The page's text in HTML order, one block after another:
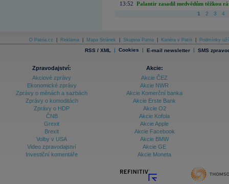
13:52 Palantir zasadil medvědům těžkou
1 2 3 4
O Patria.cz Reklama Mapa Stránek Skupina Patria Kariéra v Patrii Podmínky
RSS / XML | Cookies | E-mail newsletter | SMS
Zpravodajství:
Akciové zprávy
Ekonomické zprávy
Zprávy o měnách a sazbách
Zprávy o komoditách
Zprávy o HDP
ČNB
Grexit
Brexit
Volby v USA
Video zpravodajství
Investiční komentáře
Akcie:
Akcie ČEZ
Akcie NWR
Akcie Komerční banka
Akcie Erste Bank
Akcie O2
Akcie Kofola
Akcie Apple
Akcie Facebook
Akcie BMW
Akcie GE
Akcie Moneta